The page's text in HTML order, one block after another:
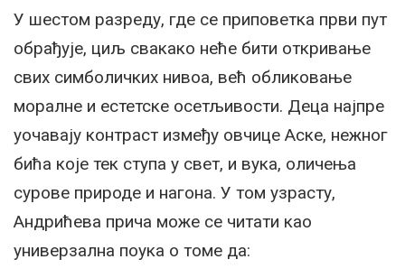
У шестом разреду, где се приповетка први пут
обрађује, циљ свакако неће бити откривање
свих симболичких нивоа, већ обликовање
моралне и естетске осетљивости. Деца најпре
уочавају контраст између овчице Аске, нежног
бића које тек ступа у свет, и вука, оличења
сурове природе и нагона. У том узрасту,
Андрићева прича може се читати као
универзална поука о томе да: